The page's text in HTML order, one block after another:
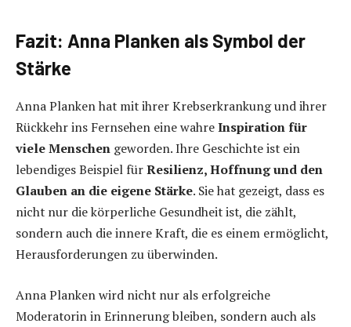
Fazit: Anna Planken als Symbol der
Stärke
Anna Planken hat mit ihrer Krebserkrankung und ihrer
Rückkehr ins Fernsehen eine wahreInspiration für
viele Menschen geworden. Ihre Geschichte ist ein
lebendiges Beispiel fürResilienz, Hoffnung und den
Glauben an die eigene Stärke. Sie hat gezeigt, dass es
nicht nur die körperliche Gesundheit ist, die zählt,
sondern auch die innere Kraft, die es einem ermöglicht,
Herausforderungen zu überwinden.
Anna Planken wird nicht nur als erfolgreiche
Moderatorin in Erinnerung bleiben, sondern auch als